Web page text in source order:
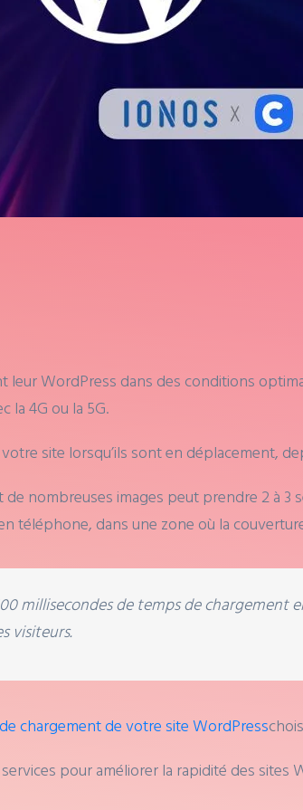
WordPress dans des conditions
la 4G ou la 5G.
site lorsqu’ils sont en déplacement,
nombreuses images peut prendre 2 à
téléphone, dans une zone où la
millisecondes de temps de
visiteurs.
chargement de votre site WordPress
pour améliorer la rapidité des sites